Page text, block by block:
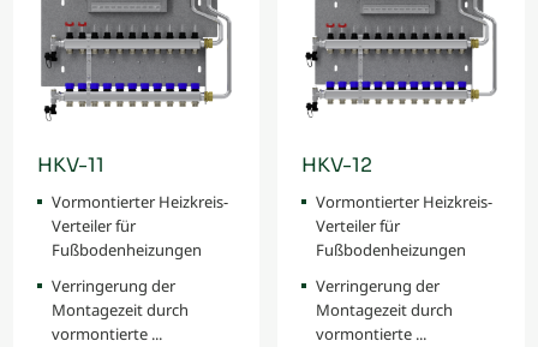
HKV-11
Vormontierter Heizkreis-
Verteiler für
Fußbodenheizungen
Verringerung der
Montagezeit durch
vormontierte ...
HKV-12
Vormontierter Heizkreis-
Verteiler für
Fußbodenheizungen
Verringerung der
Montagezeit durch
vormontierte ...